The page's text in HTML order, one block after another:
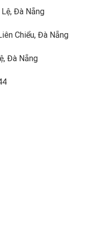
Đà Nẵng
Chiểu, Đà Nẵng
Đà Nẵng